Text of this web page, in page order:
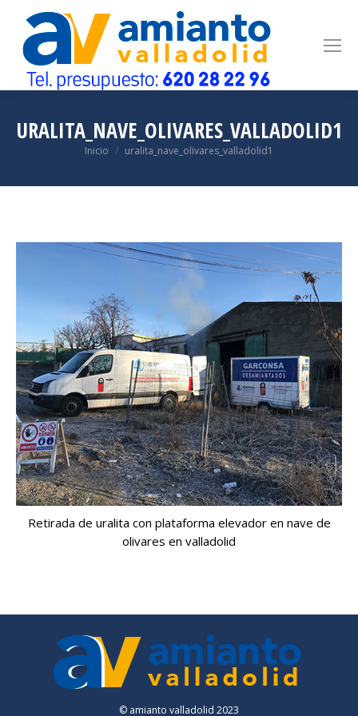
URALITA_NAVE_OLIVARES_VALLADOLID1
Estás aquí:
Inicio uralita_nave_olivares_valladolid1
Retirada de uralita con plataforma elevador en nave de
olivares en valladolid
© amianto valladolid 2023